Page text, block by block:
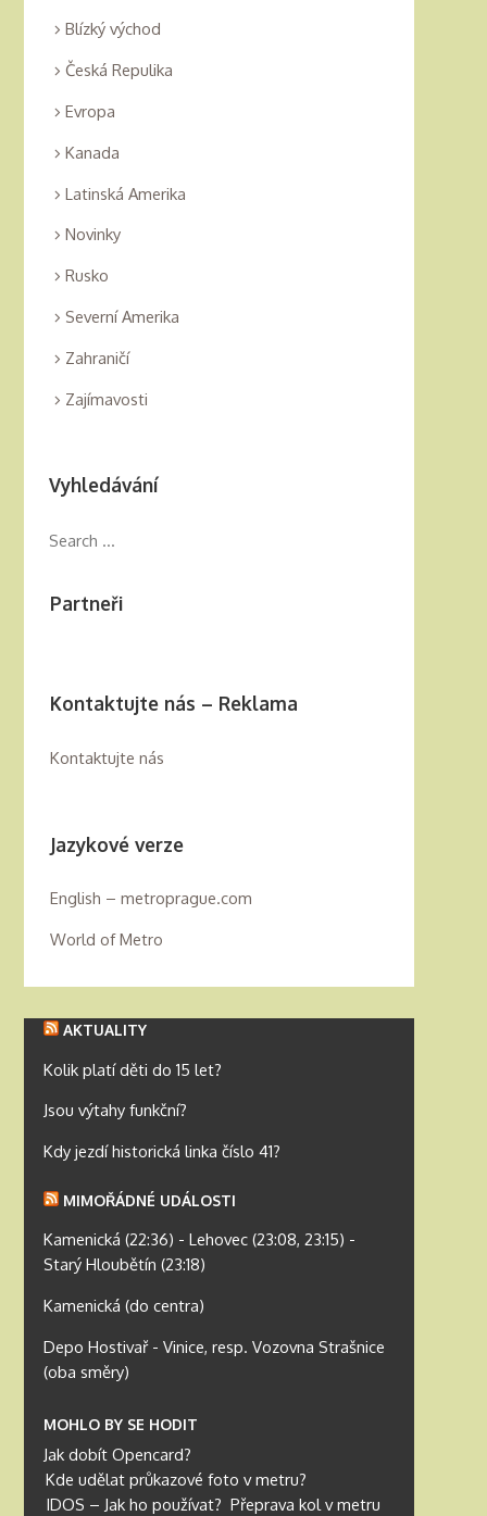
Blízký východ
Česká Repulika
Evropa
Kanada
Latinská Amerika
Novinky
Rusko
Severní Amerika
Zahraničí
Zajímavosti
Vyhledávání
Partneři
Kontaktujte nás – Reklama
Kontaktujte nás
Jazykové verze
English – metroprague.com
World of Metro
AKTUALITY
Kolik platí děti do 15 let?
Jsou výtahy funkční?
Kdy jezdí historická linka číslo 41?
MIMOŘÁDNÉ UDÁLOSTI
Kamenická (22:36) - Lehovec (23:08, 23:15) -
Starý Hloubětín (23:18)
Kamenická (do centra)
Depo Hostivař - Vinice, resp. Vozovna Strašnice
(oba směry)
MOHLO BY SE HODIT
Jak dobít Opencard?
Kde udělat průkazové foto v metru?
IDOS – Jak ho používat? Přeprava kol v metru